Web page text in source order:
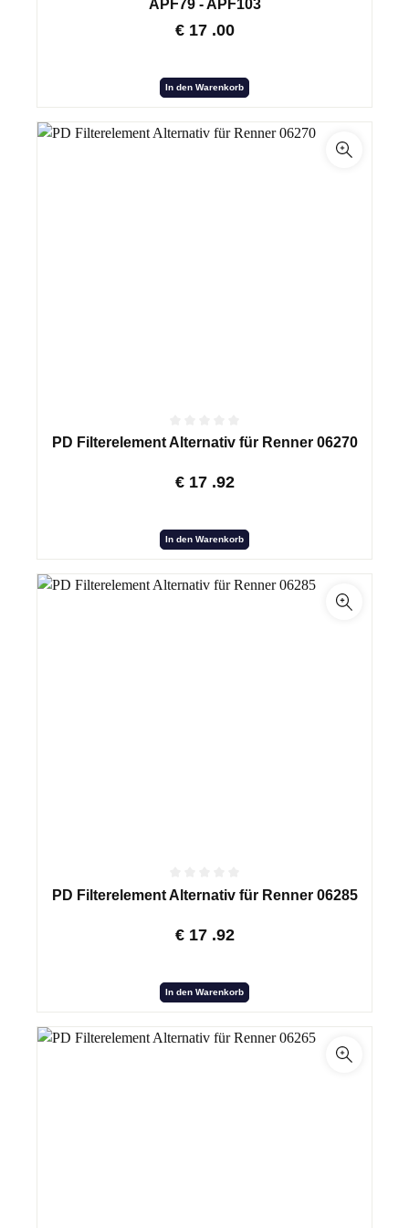
APF79 - APF103
€ 17 .00
In den Warenkorb
PD Filterelement Alternativ für Renner 06270
€ 17 .92
In den Warenkorb
PD Filterelement Alternativ für Renner 06285
€ 17 .92
In den Warenkorb